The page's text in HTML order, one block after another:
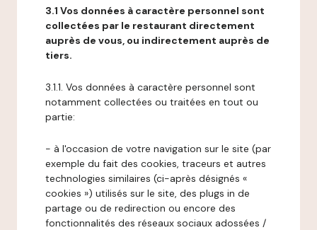
3.1 Vos données à caractère personnel sont
collectées par le restaurant directement
auprès de vous, ou indirectement auprès de
tiers.
3.1.1. Vos données à caractère personnel sont
notamment collectées ou traitées en tout ou
partie:
- à l'occasion de votre navigation sur le site (par
exemple du fait des cookies, traceurs et autres
technologies similaires (ci-après désignés «
cookies ») utilisés sur le site, des plugs in de
partage ou de redirection ou encore des
fonctionnalités des réseaux sociaux adossées /